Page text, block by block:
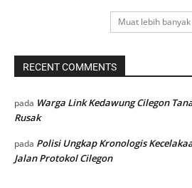
Muat lebih banyak
RECENT COMMENTS
pada Warga Link Kedawung Cilegon
Rusak
pada Polisi Ungkap Kronologis
Jalan Protokol Cilegon